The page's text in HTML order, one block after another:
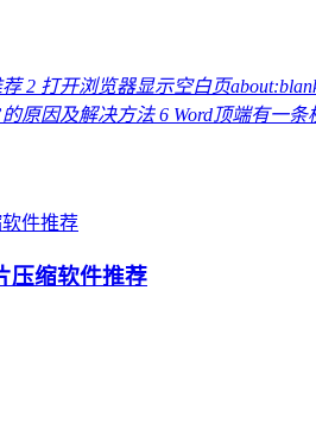
2 打开浏览器显示空白页
的原因及解决方法 6 Word顶端有一
压缩软件推荐